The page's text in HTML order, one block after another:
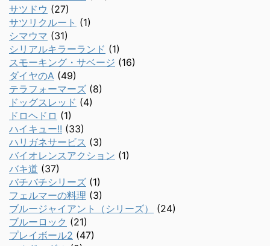
サツドウ (27)
サツリクルート (1)
シマウマ (31)
シリアルキラーランド (1)
スモーキング・サベージ (16)
ダイヤのA (49)
テラフォーマーズ (8)
ドッグスレッド (4)
ドロヘドロ (1)
ハイキュー!! (33)
ハリガネサービス (3)
バイオレンスアクション (1)
バキ道 (37)
バチバチシリーズ (1)
フェルマーの料理 (3)
ブルージャイアント（シリーズ）
(24)
ブルーロック (21)
プレイボール2 (47)